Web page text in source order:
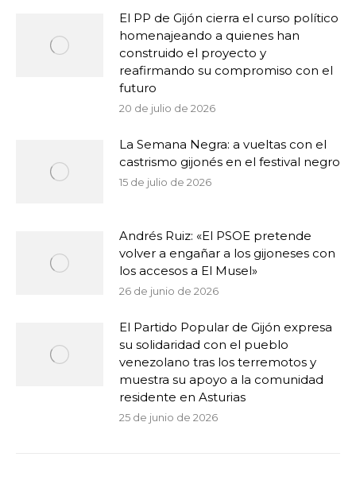
El PP de Gijón cierra el curso político
homenajeando a quienes han
construido el proyecto y
reafirmando su compromiso con el
futuro
20 de julio de 2026
La Semana Negra: a vueltas con el
castrismo gijonés en el festival negro
15 de julio de 2026
Andrés Ruiz: «El PSOE pretende
volver a engañar a los gijoneses con
los accesos a El Musel»
26 de junio de 2026
El Partido Popular de Gijón expresa
su solidaridad con el pueblo
venezolano tras los terremotos y
muestra su apoyo a la comunidad
residente en Asturias
25 de junio de 2026